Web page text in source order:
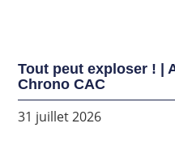
Tout peut exploser ! |
Chrono CAC
31 juillet 2026